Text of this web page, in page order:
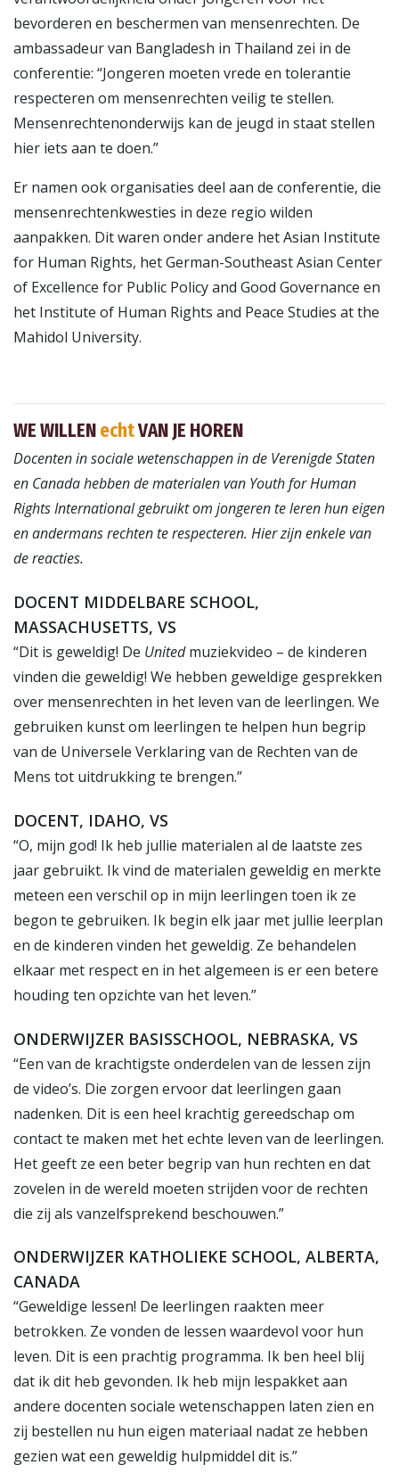
bevorderen en beschermen van mensenrechten. De
ambassadeur van Bangladesh in Thailand zei in de
conferentie: “Jongeren moeten vrede en tolerantie
respecteren om mensenrechten veilig te stellen.
Mensenrechtenonderwijs kan de jeugd in staat stellen
hier iets aan te doen.”
Er namen ook organisaties deel aan de conferentie, die
mensenrechtenkwesties in deze regio wilden
aanpakken. Dit waren onder andere het Asian Institute
for Human Rights, het German-Southeast Asian Center
of Excellence for Public Policy and Good Governance en
het Institute of Human Rights and Peace Studies at the
Mahidol University.
WE WILLEN echtVAN JE HOREN
Docenten in sociale wetenschappen in de Verenigde Staten
en Canada hebben de materialen van Youth for Human
Rights International gebruikt om jongeren te leren hun eigen
en andermans rechten te respecteren. Hier zijn enkele van
de reacties.
DOCENT MIDDELBARE SCHOOL,
MASSACHUSETTS, VS
“Dit is geweldig! De Unitedmuziekvideo – de kinderen
vinden die geweldig! We hebben geweldige gesprekken
over mensenrechten in het leven van de leerlingen. We
gebruiken kunst om leerlingen te helpen hun begrip
van de Universele Verklaring van de Rechten van de
Mens tot uitdrukking te brengen.”
DOCENT, IDAHO, VS
“O, mijn god! Ik heb jullie materialen al de laatste zes
jaar gebruikt. Ik vind de materialen geweldig en merkte
meteen een verschil op in mijn leerlingen toen ik ze
begon te gebruiken. Ik begin elk jaar met jullie leerplan
en de kinderen vinden het geweldig. Ze behandelen
elkaar met respect en in het algemeen is er een betere
houding ten opzichte van het leven.”
ONDERWIJZER BASISSCHOOL, NEBRASKA, VS
“Een van de krachtigste onderdelen van de lessen zijn
de video’s. Die zorgen ervoor dat leerlingen gaan
nadenken. Dit is een heel krachtig gereedschap om
contact te maken met het echte leven van de leerlingen.
Het geeft ze een beter begrip van hun rechten en dat
zovelen in de wereld moeten strijden voor de rechten
die zij als vanzelfsprekend beschouwen.”
ONDERWIJZER KATHOLIEKE SCHOOL, ALBERTA,
CANADA
“Geweldige lessen! De leerlingen raakten meer
betrokken. Ze vonden de lessen waardevol voor hun
leven. Dit is een prachtig programma. Ik ben heel blij
dat ik dit heb gevonden. Ik heb mijn lespakket aan
andere docenten sociale wetenschappen laten zien en
zij bestellen nu hun eigen materiaal nadat ze hebben
gezien wat een geweldig hulpmiddel dit is.”